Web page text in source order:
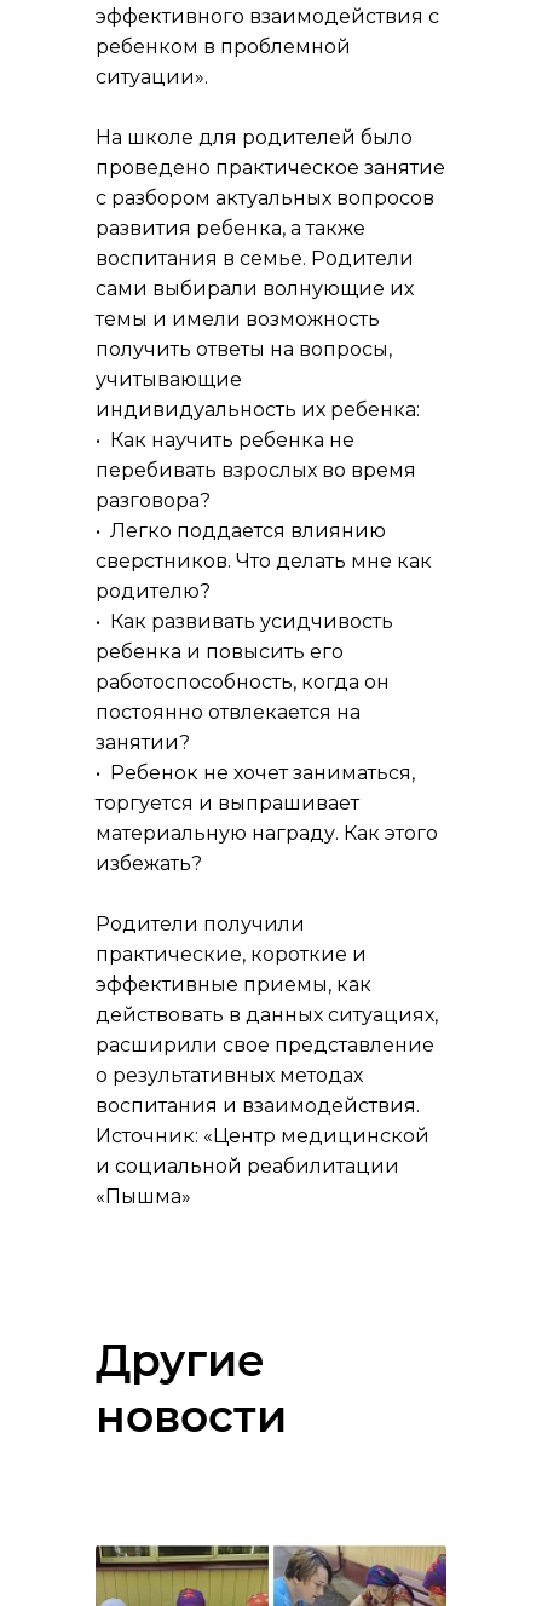
эффективного взаимодействия с
ребенком в проблемной
ситуации».
На школе для родителей было
проведено практическое занятие
с разбором актуальных вопросов
развития ребенка, а также
воспитания в семье. Родители
сами выбирали волнующие их
темы и имели возможность
получить ответы на вопросы,
учитывающие
индивидуальность их ребенка:
• Как научить ребенка не
перебивать взрослых во время
разговора?
• Легко поддается влиянию
сверстников. Что делать мне как
родителю?
• Как развивать усидчивость
ребенка и повысить его
работоспособность, когда он
постоянно отвлекается на
занятии?
• Ребенок не хочет заниматься,
торгуется и выпрашивает
материальную награду. Как этого
избежать?
Родители получили
практические, короткие и
эффективные приемы, как
действовать в данных ситуациях,
расширили свое представление
о результативных методах
воспитания и взаимодействия.
Источник: «Центр медицинской
и социальной реабилитации
«Пышма»
Другие
новости